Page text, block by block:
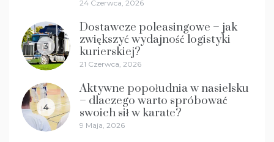
24 Czerwca, 2026
3
Dostawcze poleasingowe – jak
zwiększyć wydajność logistyki
kurierskiej?
21 Czerwca, 2026
4
Aktywne popołudnia w nasielsku
– dlaczego warto spróbować
swoich sił w karate?
9 Maja, 2026